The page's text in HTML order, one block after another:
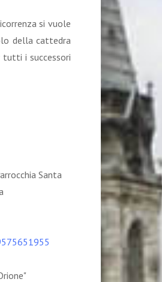
si vuole
della cattedra
i successori
Santa